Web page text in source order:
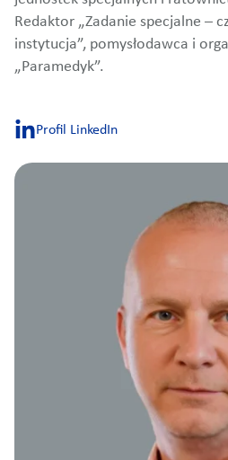
Redaktor „Zadanie specjalne –
instytucja”, pomysłodawca i
„Paramedyk”.
Profil LinkedIn